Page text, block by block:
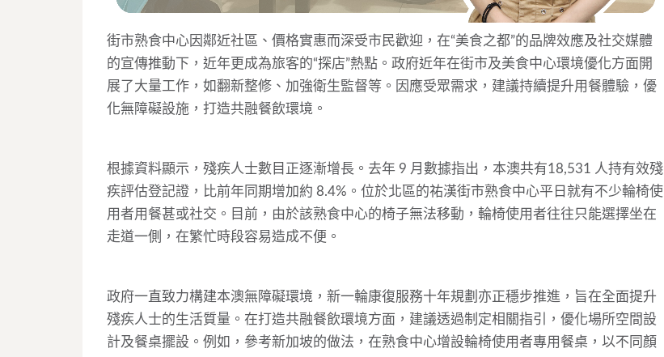
街市熟食中心因鄰近社區、價格實惠而深受市民歡迎，在“美食之都”的品牌效應及社交媒體
的宣傳推動下，近年更成為旅客的“探店”熱點。政府近年在街市及美食中心環境優化方面開
展了大量工作，如翻新整修、加強衛生監督等。因應受眾需求，建議持續提升用餐體驗，優
化無障礙設施，打造共融餐飲環境。
根據資料顯示，殘疾人士數目正逐漸增長。去年 9 月數據指出，本澳共有18,531 人持有效殘
疾評估登記證，比前年同期增加約 8.4%。位於北區的祐漢街市熟食中心平日就有不少輪椅使
用者用餐甚或社交。目前，由於該熟食中心的椅子無法移動，輪椅使用者往往只能選擇坐在
走道一側，在繁忙時段容易造成不便。
政府一直致力構建本澳無障礙環境，新一輪康復服務十年規劃亦正穩步推進，旨在全面提升
殘疾人士的生活質量。在打造共融餐飲環境方面，建議透過制定相關指引，優化場所空間設
計及餐桌擺設。例如，參考新加坡的做法，在熟食中心增設輪椅使用者專用餐桌，以不同顏